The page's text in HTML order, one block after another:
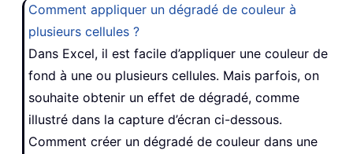
Comment appliquer un dégradé de couleur à
plusieurs cellules ?
Dans Excel, il est facile d’appliquer une couleur de
fond à une ou plusieurs cellules. Mais parfois, on
souhaite obtenir un effet de dégradé, comme
illustré dans la capture d’écran ci-dessous.
Comment créer un dégradé de couleur dans une